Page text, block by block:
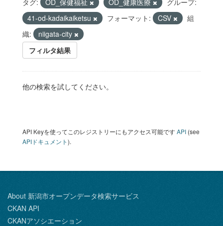
タグ: OD_保健福祉 OD_健康医療
グループ:
41-od-kadaikaiketsu
フォーマット: CSV
組
織:
niigata-city
フィルタ結果
他の検索を試してください。
API Keyを使ってこのレジストリーにもアクセス可能ですAPI (see
APIドキュメント).
About 新潟市オープンデータ検索サービス
CKAN API
CKANアソシエーション